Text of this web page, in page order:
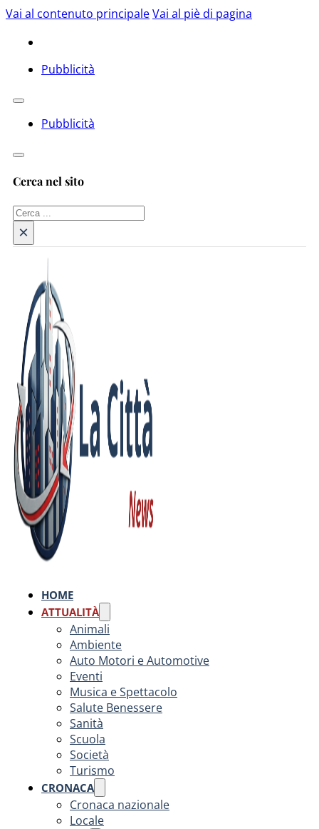
Vai al contenuto principaleVai al piè di pagina
Pubblicità
Pubblicità
Cerca nel sito
Cerca
×
HOME
ATTUALITÀ
Animali
Ambiente
Auto Motori e Automotive
Eventi
Musica e Spettacolo
Salute Benessere
Sanità
Scuola
Società
Turismo
CRONACA
Cronaca nazionale
Locale